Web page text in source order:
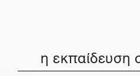
η εκπαίδευση